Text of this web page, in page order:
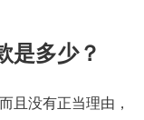
是多少？
且没有正当理由，